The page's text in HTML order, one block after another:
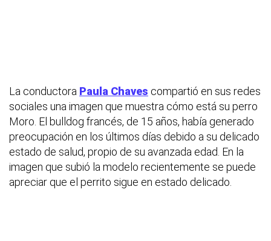
La conductora Paula Chaves compartió en sus redes
sociales una imagen que muestra cómo está su perro
Moro. El bulldog francés, de 15 años, había generado
preocupación en los últimos días debido a su delicado
estado de salud, propio de su avanzada edad. En la
imagen que subió la modelo recientemente se puede
apreciar que el perrito sigue en estado delicado.